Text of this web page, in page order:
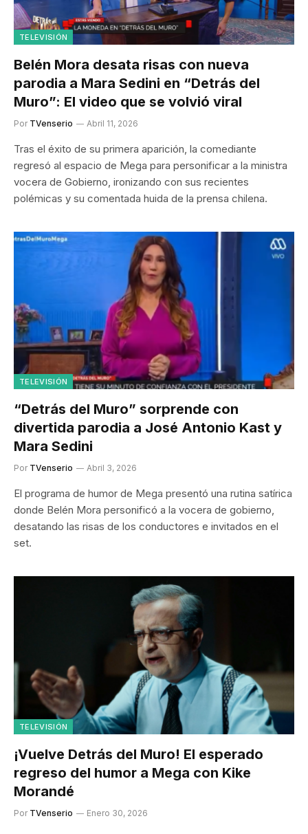
TELEVISIÓN
Belén Mora desata risas con nueva
parodia a Mara Sedini en “Detrás del
Muro”: El video que se volvió viral
Por TVenserio Abril 11, 2026
Tras el éxito de su primera aparición, la comediante
regresó al espacio de Mega para personificar a la ministra
vocera de Gobierno, ironizando con sus recientes
polémicas y su comentada huida de la prensa chilena.
TELEVISIÓN
“Detrás del Muro” sorprende con
divertida parodia a José Antonio Kast y
Mara Sedini
Por TVenserio Abril 3, 2026
El programa de humor de Mega presentó una rutina satírica
donde Belén Mora personificó a la vocera de gobierno,
desatando las risas de los conductores e invitados en el
set.
TELEVISIÓN
¡Vuelve Detrás del Muro! El esperado
regreso del humor a Mega con Kike
Morandé
Por TVenserio Enero 30, 2026